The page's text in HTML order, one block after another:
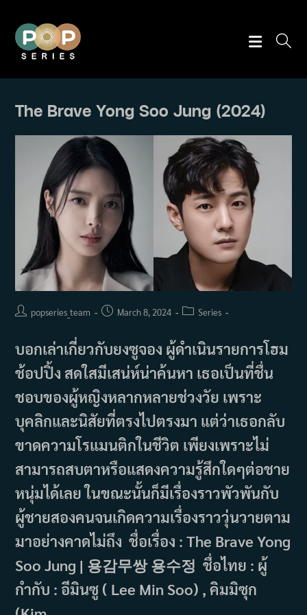
content
The Brave Yong Soo Jung (2024)
Postpopseries_team
PostMarch 8, 2024
PostSeries
บอกเล่าเกี่ยวกับยงซูจอง ผู้ดำเนินรายการโฮม
ช้อปปิ้ง สดใสมีเสน่ห์น่าค้นหา เธอเป็นที่ชื่น
ชอบของผู้หญิงหลากหลายช่วงวัย เพราะ
บุคลิกและนิสัยที่ตรงไปตรงมา แต่ว่าเธอกลับ
ขาดความโรแมนติกในชีวิต เพียงเพราะไม่
สามารถสบตาหรือแสดงความรู้สึกใดๆต่อชาย
หนุ่มได้เลย ในขณะนั้นก็มีเรื่องราวพัวพันกับ
ผู้ชายสองคนจนเกิดความเรื่องราววุ่นวายตาม
มาอย่างคาดไม่ถึง ชื่อเรื่อง : The Brave Yong
Soo Jung | 용감무쌍 용수정 ชื่อไทย : ผู้
กำกับ : อีมินซู ( Lee Min Soo) , คิมมิซุก